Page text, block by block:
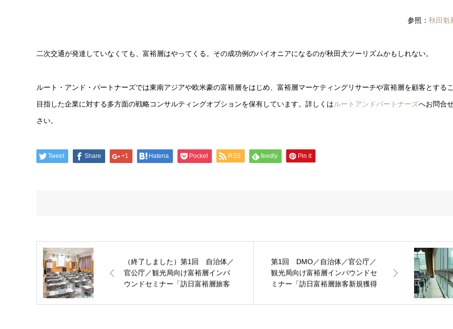
参照： 秋田魁
二次交通が発達していなくても、富裕層はやってくる。その成功例のパイオニアになるのが秋田犬ツーリズムかもしれない。
ルート・アンド・パートナーズでは東南アジアや欧米豪の富裕層をはじめ、富裕層マーケティングリサーチや富裕層を顧客とする
目指した企業に対する多方面の戦略コンサルティングオプションを保有しています。詳しくはルートアンドパートナーズへお問合
さい。
Tweet Share +1 Hatena Pocket RSS feedly Pin it
（終了しました）第1回 自治体／
官公庁／観光局向け富裕層インバ
ウンドセミナー「訪日富裕層旅客
第1回 DMO／自治体／官公庁／
観光局向け富裕層インバウンドセ
ミナー「訪日富裕層旅客新規獲得